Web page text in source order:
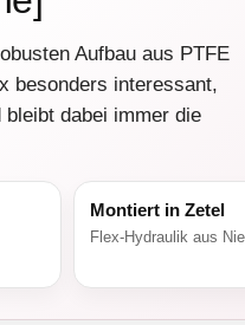
Aufbau aus PTFE
besonders interessant,
dabei immer die
Montiert in Zetel
Flex-Hydraulik aus